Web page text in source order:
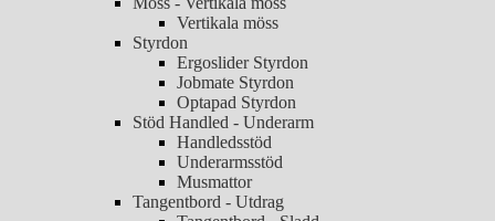
Vertikala möss
Styrdon
Ergoslider Styrdon
Jobmate Styrdon
Optapad Styrdon
Stöd Handled - Underarm
Handledsstöd
Underarmsstöd
Musmattor
Tangentbord - Utdrag